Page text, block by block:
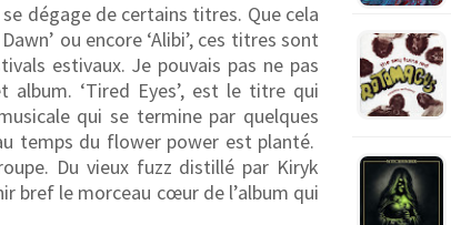
se dégage de certains titres. Que cela
ou encore ‘Alibi’, ces titres sont
estivaux. Je pouvais pas ne pas
‘Tired Eyes’, est le titre qui
qui se termine par quelques
temps du flower power est planté.
Du vieux fuzz distillé par Kiryk
bref le morceau cœur de l’album qui